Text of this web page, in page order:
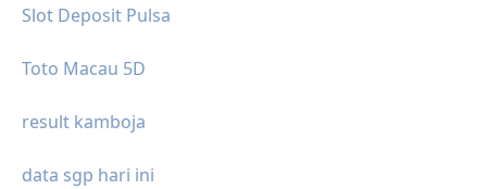
Slot Deposit Pulsa
Toto Macau 5D
result kamboja
data sgp hari ini